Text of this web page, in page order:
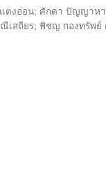
ตงอ่อน;ศักดา ปัญญาห
เสถียร;พิชญ กองทรัพย์